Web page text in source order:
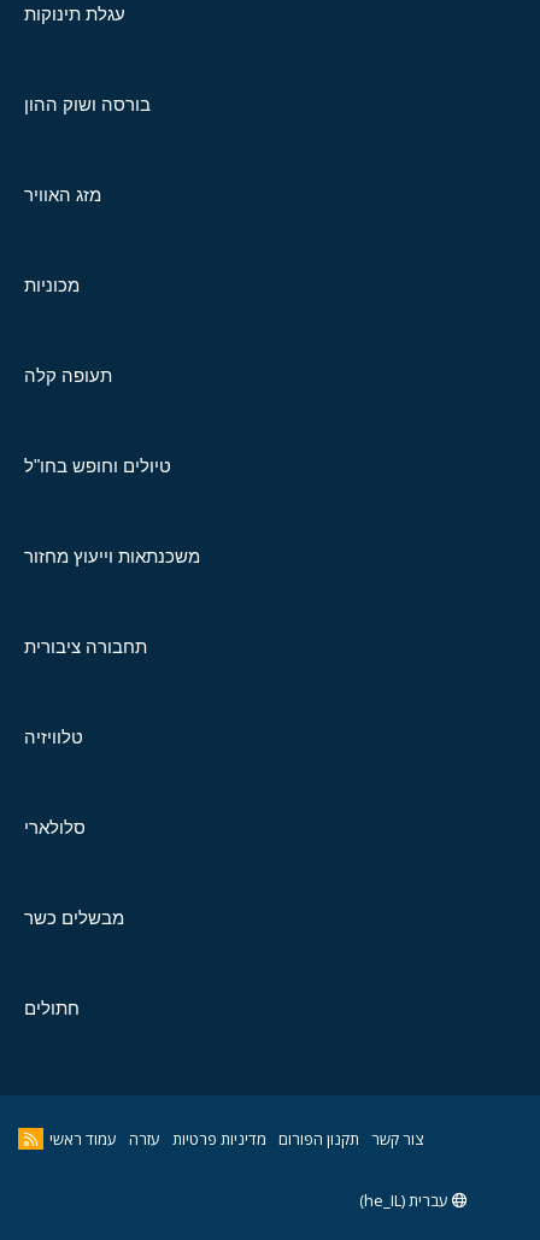
עגלת תינוקות
בורסה ושוק ההון
מזג האוויר
מכוניות
תעופה קלה
טיולים וחופש בחו"ל
משכנתאות וייעוץ מחזור
תחבורה ציבורית
טלוויזיה
סלולארי
מבשלים כשר
חתולים
צור קשר תקנון הפורום מדיניות פרטיות עזרה עמוד ראשי
עברית (he_IL)